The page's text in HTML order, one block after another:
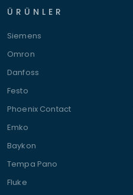
ÜRÜNLER
Siemens
Omron
Danfoss
Festo
Phoenix Contact
Emko
Baykon
Tempa Pano
Fluke